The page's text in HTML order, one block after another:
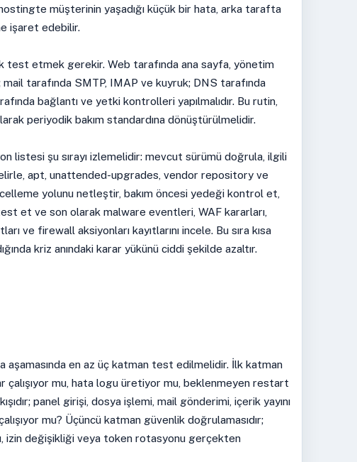
hostingte müşterinin yaşadığı küçük bir hata, arka tarafta
işaret edebilir.
test etmek gerekir. Web tarafında ana sayfa, yönetim
tarafında SMTP, IMAP ve kuyruk; DNS tarafında
bağlantı ve yetki kontrolleri yapılmalıdır. Bu rutin,
periyodik bakım standardına dönüştürülmelidir.
listesi şu sırayı izlemelidir: mevcut sürümü doğrula, ilgili
apt, unattended-upgrades, vendor repository ve
yolunu netleştir, bakım öncesi yedeği kontrol et,
et ve son olarak malware eventleri, WAF kararları,
ve firewall aksiyonları kayıtlarını incele. Bu sıra kısa
kriz anındaki karar yükünü ciddi şekilde azaltır.
aşamasında en az üç katman test edilmelidir. İlk katman
çalışıyor mu, hata logu üretiyor mu, beklenmeyen restart
panel girişi, dosya işlemi, mail gönderimi, içerik yayını
mu? Üçüncü katman güvenlik doğrulamasıdır;
izin değişikliği veya token rotasyonu gerçekten